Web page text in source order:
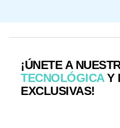
¡ÚNETE A
TECNOLÓGICAY
EXCLUSIVAS!